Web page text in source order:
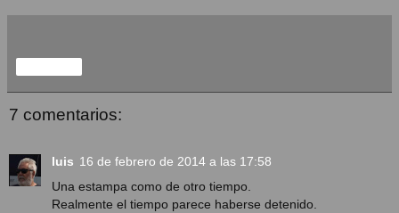
7 comentarios:
luis 16 de febrero de 2014 a las 17:58
Una estampa como de otro tiempo.
Realmente el tiempo parece haberse detenido.